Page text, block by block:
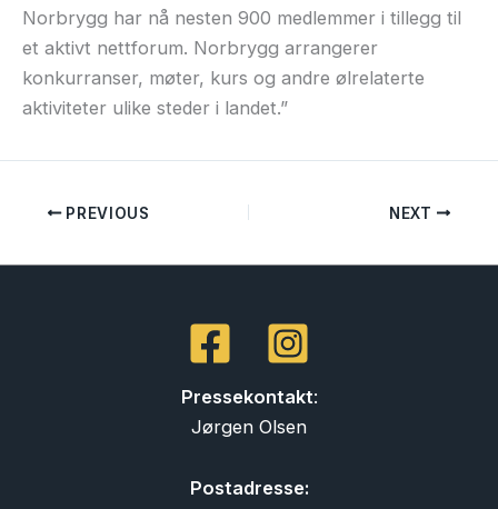
Norbrygg har nå nesten 900 medlemmer i tillegg til
et aktivt nettforum. Norbrygg arrangerer
konkurranser, møter, kurs og andre ølrelaterte
aktiviteter ulike steder i landet.”
PREVIOUS NEXT
Pressekontakt:
Jørgen Olsen
Postadresse: